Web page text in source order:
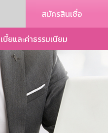
สมัครสินเชื่อ
บี้ยและค่าธรรมเนียม